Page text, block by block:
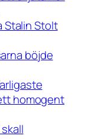
Stalin Stolt
böjde
homogent